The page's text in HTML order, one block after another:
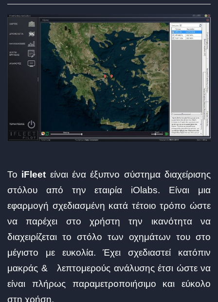
Το iFleet είναι ένα έξυπνο σύστημα διαχείρισης
στόλου από την εταιρία iOlabs. Είναι μια
εφαρμογή σχεδιασμένη κατά τέτοιο τρόπο ώστε
να παρέχει στο χρήστη την ικανότητα να
διαχειρίζεται το στόλο των οχημάτων του στο
μέγιστο με ευκολία. Έχει σχεδιαστεί κατόπιν
μακράς & λεπτομερούς ανάλυσης έτσι ώστε να
είναι πλήρως παραμετροποιήσιμο και εύκολο
στη χρήση.